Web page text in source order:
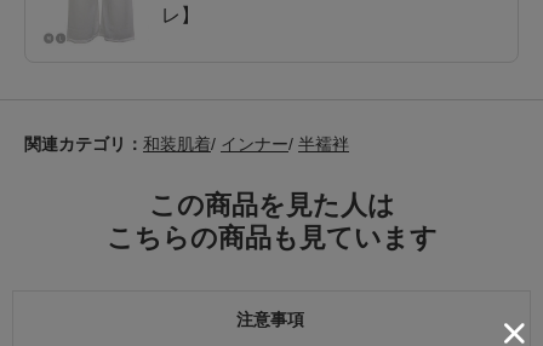
レ】
関連カテゴリ： 和装肌着/ インナー/ 半襦袢
この商品を見た人は
こちらの商品も見ています
注意事項